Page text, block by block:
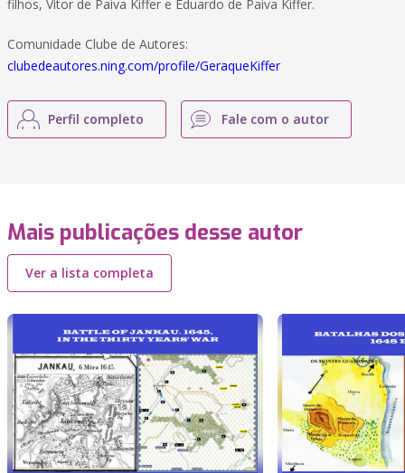
filhos, Vitor de Paiva Kiffer e Eduardo de Paiva Kiffer.
Comunidade Clube de Autores:
clubedeautores.ning.com/profile/GeraqueKiffer
Perfil completo Fale com o autor
Mais publicações desse autor
Ver a lista completa